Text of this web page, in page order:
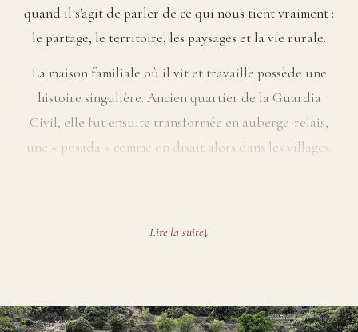
quand il s'agit de parler de ce qui nous tient vraiment :
le partage, le territoire, les paysages et la vie rurale.
La maison familiale où il vit et travaille possède une
histoire singulière. Ancien quartier de la Guardia
Civil, elle fut ensuite transformée en auberge-relais,
une « posada » comme on disait alors dans les villages.
Né à Barcelone dans une famille issue de l'exode rural
Lire la suite